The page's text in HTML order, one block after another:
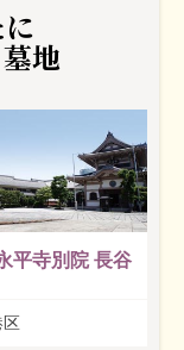
地
平寺別院 長谷
区